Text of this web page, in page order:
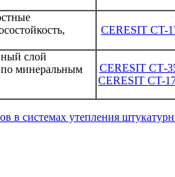
CERESIT CT-
слой
по минеральным
CERESIT СТ-
CERESIT CT-
в системах утепления